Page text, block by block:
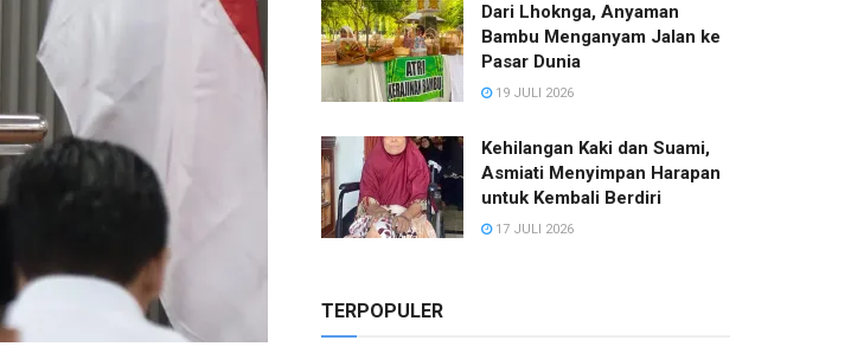
Dari Lhoknga, Anyaman
Bambu Menganyam Jalan ke
Pasar Dunia
19 JULI 2026
Kehilangan Kaki dan Suami,
Asmiati Menyimpan Harapan
untuk Kembali Berdiri
17 JULI 2026
TERPOPULER